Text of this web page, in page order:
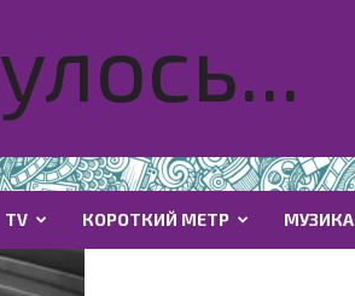
TV КОРОТКИЙ МЕТР МУЗИКА